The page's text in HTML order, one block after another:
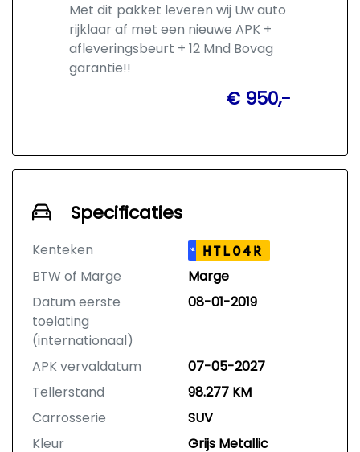
Met dit pakket leveren wij Uw auto
rijklaar af met een nieuwe APK +
afleveringsbeurt + 12 Mnd Bovag
garantie!!
€ 950,-
Specificaties
Kenteken NL HTL04R
BTW of Marge
Marge
Datum eerste
toelating
(internationaal)
08-01-2019
APK vervaldatum
07-05-2027
Tellerstand
98.277 KM
Carrosserie
SUV
Kleur
Grijs Metallic